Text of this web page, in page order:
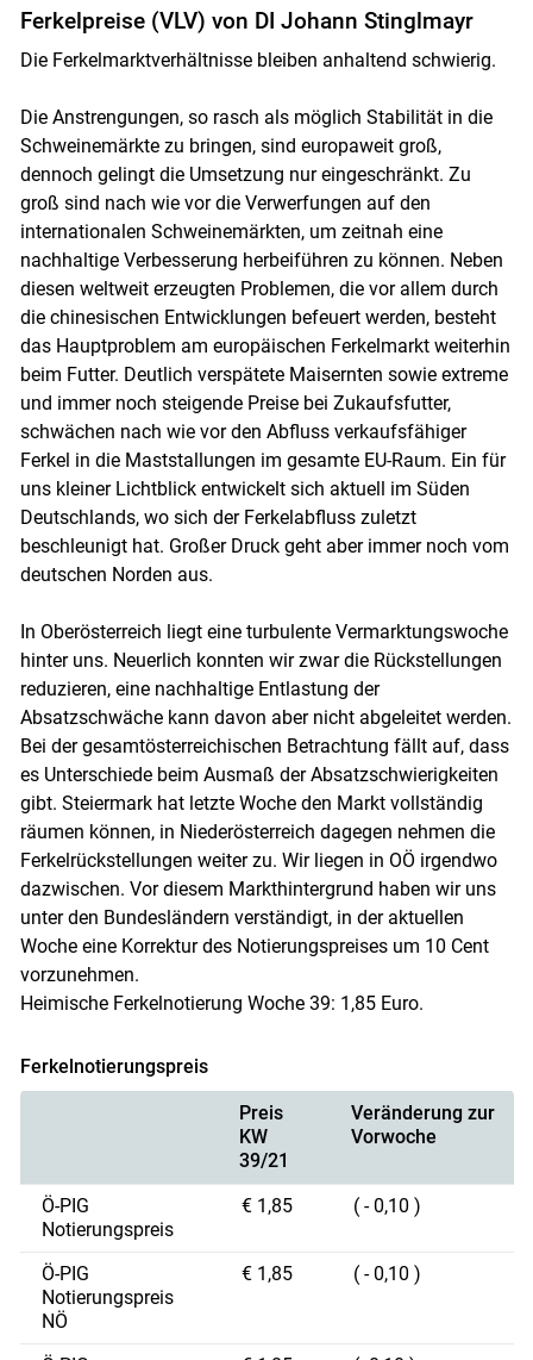
Ferkelpreise (VLV) von DI Johann Stinglmayr
Die Ferkelmarktverhältnisse bleiben anhaltend schwierig.
Die Anstrengungen, so rasch als möglich Stabilität in die
Schweinemärkte zu bringen, sind europaweit groß,
dennoch gelingt die Umsetzung nur eingeschränkt. Zu
groß sind nach wie vor die Verwerfungen auf den
internationalen Schweinemärkten, um zeitnah eine
nachhaltige Verbesserung herbeiführen zu können. Neben
diesen weltweit erzeugten Problemen, die vor allem durch
die chinesischen Entwicklungen befeuert werden, besteht
das Hauptproblem am europäischen Ferkelmarkt weiterhin
beim Futter. Deutlich verspätete Maisernten sowie extreme
und immer noch steigende Preise bei Zukaufsfutter,
schwächen nach wie vor den Abfluss verkaufsfähiger
Ferkel in die Maststallungen im gesamte EU-Raum. Ein für
uns kleiner Lichtblick entwickelt sich aktuell im Süden
Deutschlands, wo sich der Ferkelabfluss zuletzt
beschleunigt hat. Großer Druck geht aber immer noch vom
deutschen Norden aus.
In Oberösterreich liegt eine turbulente Vermarktungswoche
hinter uns. Neuerlich konnten wir zwar die Rückstellungen
reduzieren, eine nachhaltige Entlastung der
Absatzschwäche kann davon aber nicht abgeleitet werden.
Bei der gesamtösterreichischen Betrachtung fällt auf, dass
es Unterschiede beim Ausmaß der Absatzschwierigkeiten
gibt. Steiermark hat letzte Woche den Markt vollständig
räumen können, in Niederösterreich dagegen nehmen die
Ferkelrückstellungen weiter zu. Wir liegen in OÖ irgendwo
dazwischen. Vor diesem Markthintergrund haben wir uns
unter den Bundesländern verständigt, in der aktuellen
Woche eine Korrektur des Notierungspreises um 10 Cent
vorzunehmen.
Heimische Ferkelnotierung Woche 39: 1,85 Euro.
Ferkelnotierungspreis
Preis
KW
39/21
Veränderung zur
Vorwoche
Ö-PIG
Notierungspreis
€ 1,85 ( - 0,10 )
Ö-PIG
Notierungspreis
NÖ
€ 1,85 ( - 0,10 )